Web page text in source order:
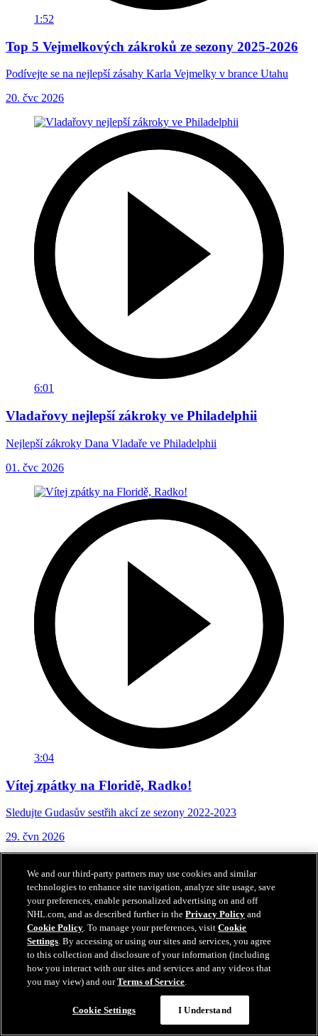
1:52
Top 5 Vejmelkových zákroků ze sezony 2025-2026
Podívejte se na nejlepší zásahy Karla Vejmelky v brance Utahu
20. čvc 2026
6:01
Vladařovy nejlepší zákroky ve Philadelphii
Nejlepší zákroky Dana Vladaře ve Philadelphii
01. čvc 2026
3:04
Vítej zpátky na Floridě, Radko!
Sledujte Gudasův sestřih akcí ze sezony 2022-2023
29. čvn 2026
We and our third-party partners may use cookies and similar
technologies to enhance site navigation, analyze site usage, save
your preferences, enable personalized advertising on and off
NHL.com, and as described further in thePrivacy Policy and
Cookie Policy. To manage your preferences, visitCookie
Settings. By accessing or using our sites and services, you agree
to this collection and disclosure of your information (including
how you interact with our sites and services and any videos that
you may view) and ourTerms of Service.
Cookie Settings I Understand